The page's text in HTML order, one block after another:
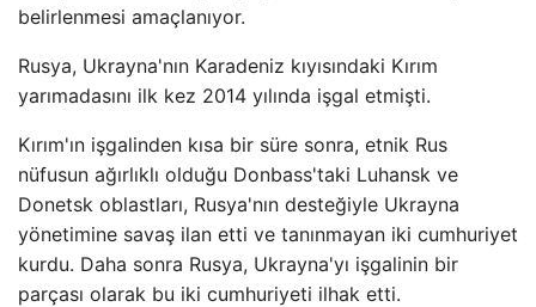
belirlenmesi amaçlanıyor.
Rusya, Ukrayna'nın Karadeniz kıyısındaki Kırım
yarımadasını ilk kez 2014 yılında işgal etmişti.
Kırım'ın işgalinden kısa bir süre sonra, etnik Rus
nüfusun ağırlıklı olduğu Donbass'taki Luhansk ve
Donetsk oblastları, Rusya'nın desteğiyle Ukrayna
yönetimine savaş ilan etti ve tanınmayan iki cumhuriyet
kurdu. Daha sonra Rusya, Ukrayna'yı işgalinin bir
parçası olarak bu iki cumhuriyeti ilhak etti.